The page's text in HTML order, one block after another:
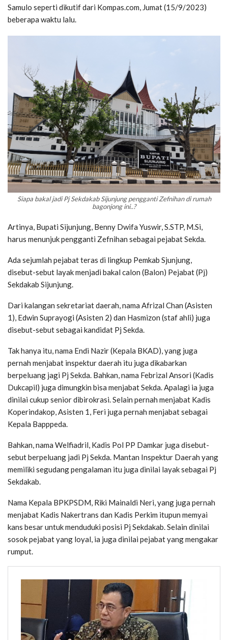
Samulo seperti dikutif dari Kompas.com, Jumat (15/9/2023)
beberapa waktu lalu.
Siapa bakal jadi Pj Sekdakab Sijunjung pengganti Zefnihan di rumah
bagonjong ini..?
Artinya, Bupati Sijunjung, Benny Dwifa Yuswir, S.STP, M.Si,
harus menunjuk pengganti Zefnihan sebagai pejabat Sekda.
Ada sejumlah pejabat teras di lingkup Pemkab Sjunjung,
disebut-sebut layak menjadi bakal calon (Balon) Pejabat (Pj)
Sekdakab Sijunjung.
Dari kalangan sekretariat daerah, nama Afrizal Chan (Asisten
1), Edwin Suprayogi (Asisten 2) dan Hasmizon (staf ahli) juga
disebut-sebut sebagai kandidat Pj Sekda.
Tak hanya itu, nama Endi Nazir (Kepala BKAD), yang juga
pernah menjabat inspektur daerah itu juga dikabarkan
berpeluang jagi Pj Sekda. Bahkan, nama Febrizal Ansori (Kadis
Dukcapil) juga dimungkin bisa menjabat Sekda. Apalagi ia juga
dinilai cukup senior dibirokrasi. Selain pernah menjabat Kadis
Koperindakop, Asisten 1, Feri juga pernah menjabat sebagai
Kepala Bapppeda.
Bahkan, nama Welfiadril, Kadis Pol PP Damkar juga disebut-
sebut berpeluang jadi Pj Sekda. Mantan Inspektur Daerah yang
memiliki segudang pengalaman itu juga dinilai layak sebagai Pj
Sekdakab.
Nama Kepala BPKPSDM, Riki Mainaldi Neri, yang juga pernah
menjabat Kadis Nakertrans dan Kadis Perkim itupun memyai
kans besar untuk menduduki posisi Pj Sekdakab. Selain dinilai
sosok pejabat yang loyal, ia juga dinilai pejabat yang mengakar
rumput.